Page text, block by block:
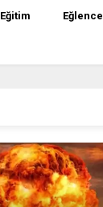
Eğitim Eğlence